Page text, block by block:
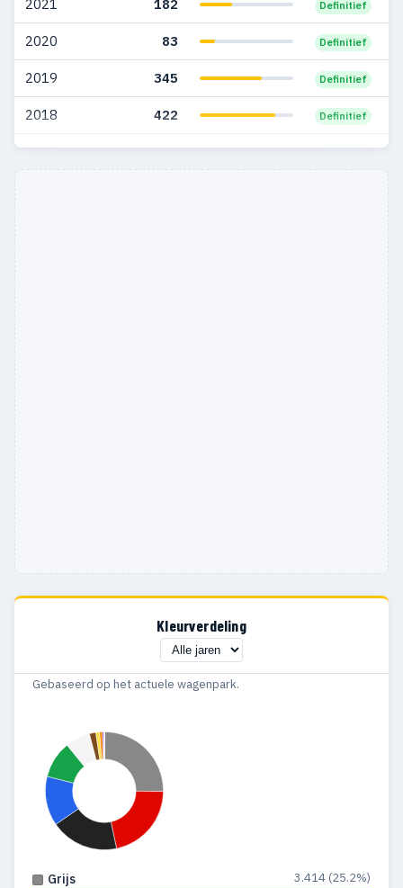
2003 402 347
2002 559 484
2001 462 400
1999 792 627
2021 182 Definitief
2020 83 Definitief
2019 345 Definitief
2018 422 Definitief
2017 520
Kleurverdeling
Gebaseerd op het actuele wagenpark.
Grijs 3.414 (25.2%)